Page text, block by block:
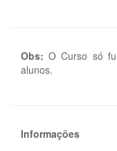
Obs:O Curso só
alunos.
Informações